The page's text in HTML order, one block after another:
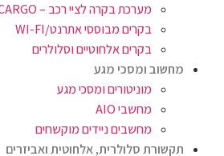
מערכת בקרה לציי רכב – WISE CARGO
בקרים מבוססי אתרנט/WI-FI
בקרים אלחוטיים וסלולרים
מחשוב ומסכי מגע
מוניטורים ומסכי מגע
מחשבי AIO
מחשבים ניידים מוקשחים
תקשורת סלולרית, אלחוטית ואביזרים